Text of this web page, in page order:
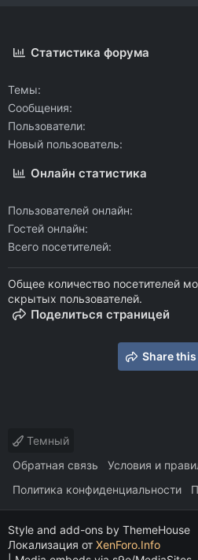
Статистика форума
Темы
Сообщения
Пользователи
Новый пользователь
Онлайн статистика
Пользователей онлайн
Гостей онлайн
Всего посетителей
Общее количество посетителей
скрытых пользователей.
Поделиться страницей
Share
Темный
Обратная связь
Условия и
Политика конфиденциальности
Style and add-ons by ThemeHouse
Локализация от XenForo.Info